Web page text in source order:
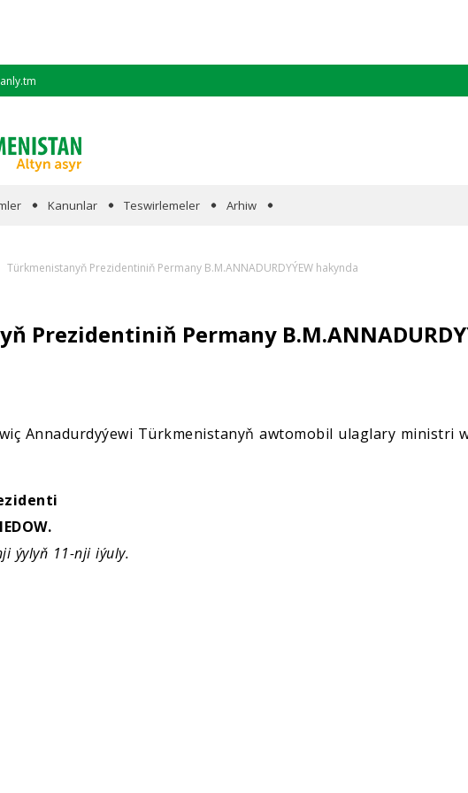
Hyzmatdaşlyk
Medeniýet
Ylym
Kanunlar Teswirlemeler Arhiw
Türkmenistanyň Prezidentiniň Permany B.M.ANNADURDYÝEW hakynda
Prezidentiniň Permany
Annadurdyýewi Türkmenistanyň awtomobil ulaglary ministri
ýylyň 11-nji iýuly.